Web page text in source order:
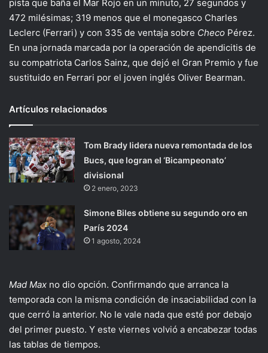
pista que baña el Mar Rojo en un minuto, 27 segundos y
472 milésimas; 319 menos que el monegasco Charles
Leclerc (Ferrari) y con 335 de ventaja sobre Checo Pérez.
En una jornada marcada por la operación de apendicitis de
su compatriota Carlos Sainz, que dejó el Gran Premio y fue
sustituido en Ferrari por el joven inglés Oliver Bearman.
Artículos relacionados
Tom Brady lidera nueva remontada de los
Bucs, que logran el ‘Bicampeonato’
divisional
2 enero, 2023
Simone Biles obtiene su segundo oro en
París 2024
1 agosto, 2024
Mad Max no dio opción. Confirmando que arranca la
temporada con la misma condición de insaciabilidad con la
que cerró la anterior. No le vale nada que esté por debajo
del primer puesto. Y este viernes volvió a encabezar todas
las tablas de tiempos.